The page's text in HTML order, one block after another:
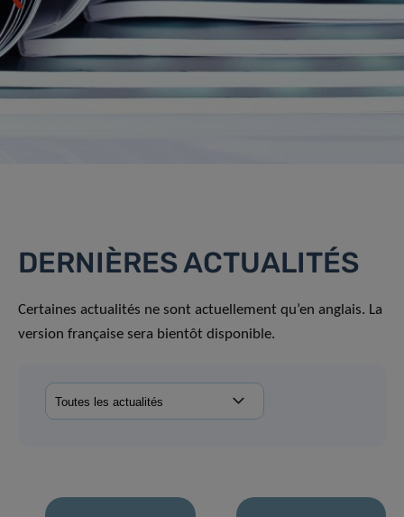
DERNIÈRES ACTUALITÉS
Certaines actualités ne sont actuellement qu’en anglais. La
version française sera bientôt disponible.